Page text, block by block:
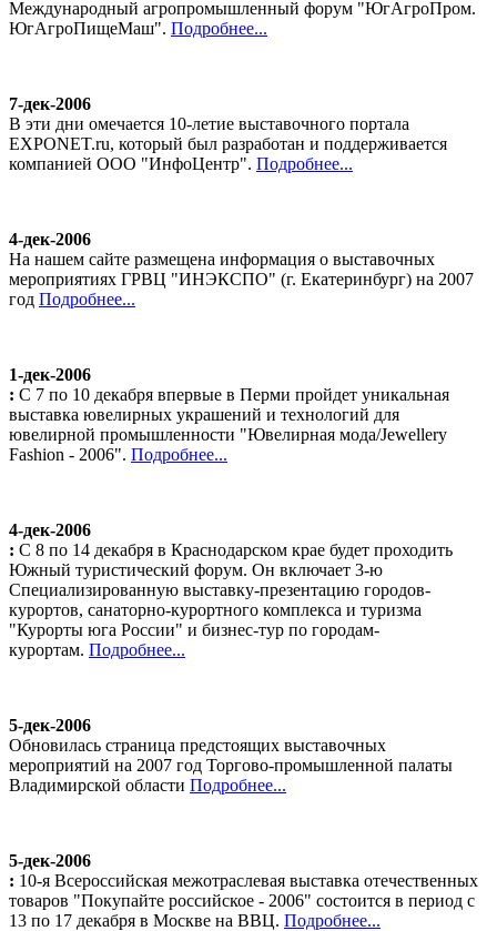
Международный агропромышленный форум "ЮгАгроПром.
ЮгАгроПищеМаш". Подробнее...
7-дек-2006
В эти дни омечается 10-летие выставочного портала
EXPONET.ru, который был разработан и поддерживается
компанией ООО "ИнфоЦентр". Подробнее...
4-дек-2006
На нашем сайте размещена информация о выставочных
мероприятиях ГРВЦ "ИНЭКСПО" (г. Екатеринбург) на 2007
год Подробнее...
1-дек-2006
: С 7 по 10 декабря впервые в Перми пройдет уникальная
выставка ювелирных украшений и технологий для
ювелирной промышленности "Ювелирная мода/Jewellery
Fashion - 2006". Подробнее...
4-дек-2006
: С 8 по 14 декабря в Краснодарском крае будет проходить
Южный туристический форум. Он включает 3-ю
Специализированную выставку-презентацию городов-
курортов, санаторно-курортного комплекса и туризма
"Курорты юга России" и бизнес-тур по городам-
курортам. Подробнее...
5-дек-2006
Обновилась страница предстоящих выставочных
мероприятий на 2007 год Торгово-промышленной палаты
Владимирской области Подробнее...
5-дек-2006
: 10-я Всероссийская межотраслевая выставка отечественных
товаров "Покупайте российское - 2006" состоится в период с
13 по 17 декабря в Москве на ВВЦ. Подробнее...